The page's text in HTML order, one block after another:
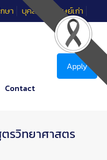
ษา บุคลากร ศิษย์เก่า
Contact
Apply
รวิทยาศาสตร